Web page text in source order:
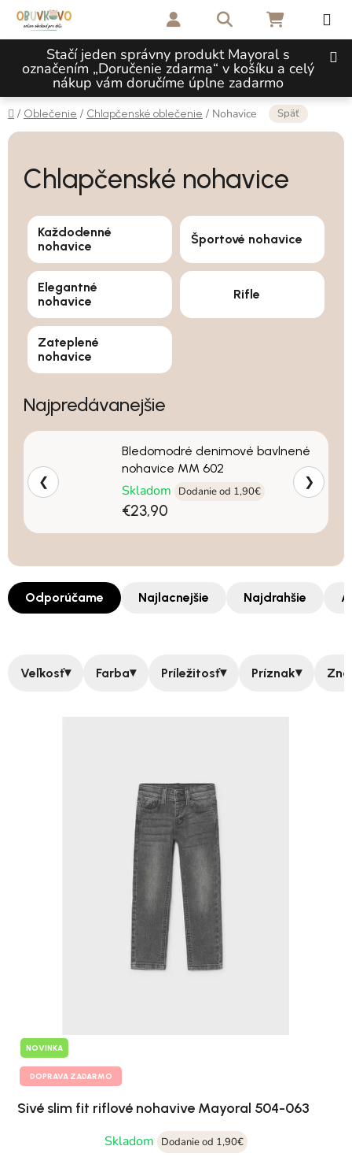
Prejsť na obsah
Stačí jeden správny produkt Mayoral s
označením „Doručenie zdarma“ v košíku a celý
nákup vám doručíme úplne zadarmo
Hľadať NÁKUPNÝ
Domov
/ Oblečenie / Chlapčenské oblečenie / Nohavice Späť
Chlapčenské nohavice
Každodenné
nohavice
Športové nohavice
Elegantné
nohavice
Rifle
Zateplené
nohavice
Najpredávanejšie
Bledomodré denimové bavlnené
nohavice MM 602
Skladom Dodanie od 1,90€
€23,90
❮ ❯
Odporúčame Najlacnejšie Najdrahšie
Veľkosť▾ Farba▾ Príležitosť▾ Príznak▾
NOVINKA
DOPRAVA ZADARMO
Sivé slim fit riflové nohavive Mayoral 504-063
Skladom
Dodanie od 1,90€